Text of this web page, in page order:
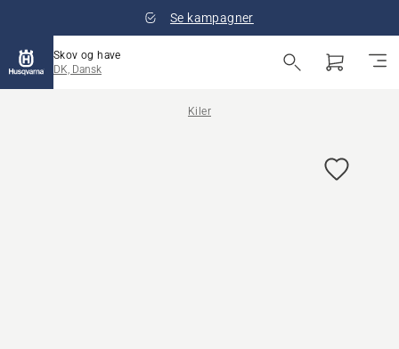
Se kampagner
Skov og have
DK, Dansk
Kiler